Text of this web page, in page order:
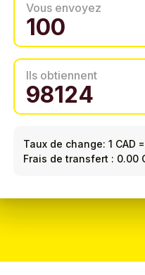
Vous envoyez
Ils obtiennent
Taux de change: 1 CAD =
Frais de transfert : 0.00